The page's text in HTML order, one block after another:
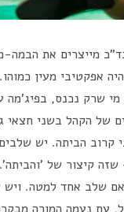
מייצרים את
אפקטיבי מעין
לדלת, מי שרק נכנס,
של הקהל בשני חצאי
קרוב הביתה. יש
קיצור של
שלב אחד למטה. ויש